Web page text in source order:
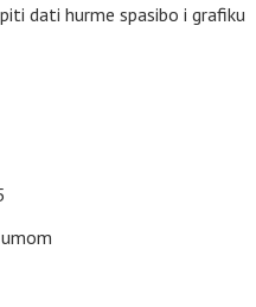
dati hurme spasibo i grafiku